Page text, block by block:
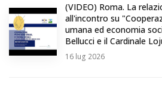
(VIDEO) Roma. La
all'incontro su
umana ed economia
Bellucci e il Cardinale
16 lug 2026